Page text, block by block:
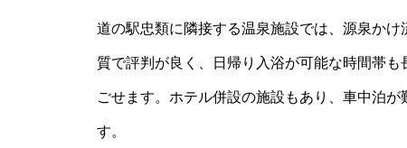
道の駅忠類に隣接する温泉施設では、源泉か
質で評判が良く、日帰り入浴が可能な時間帯
ごせます。ホテル併設の施設もあり、車中泊
す。